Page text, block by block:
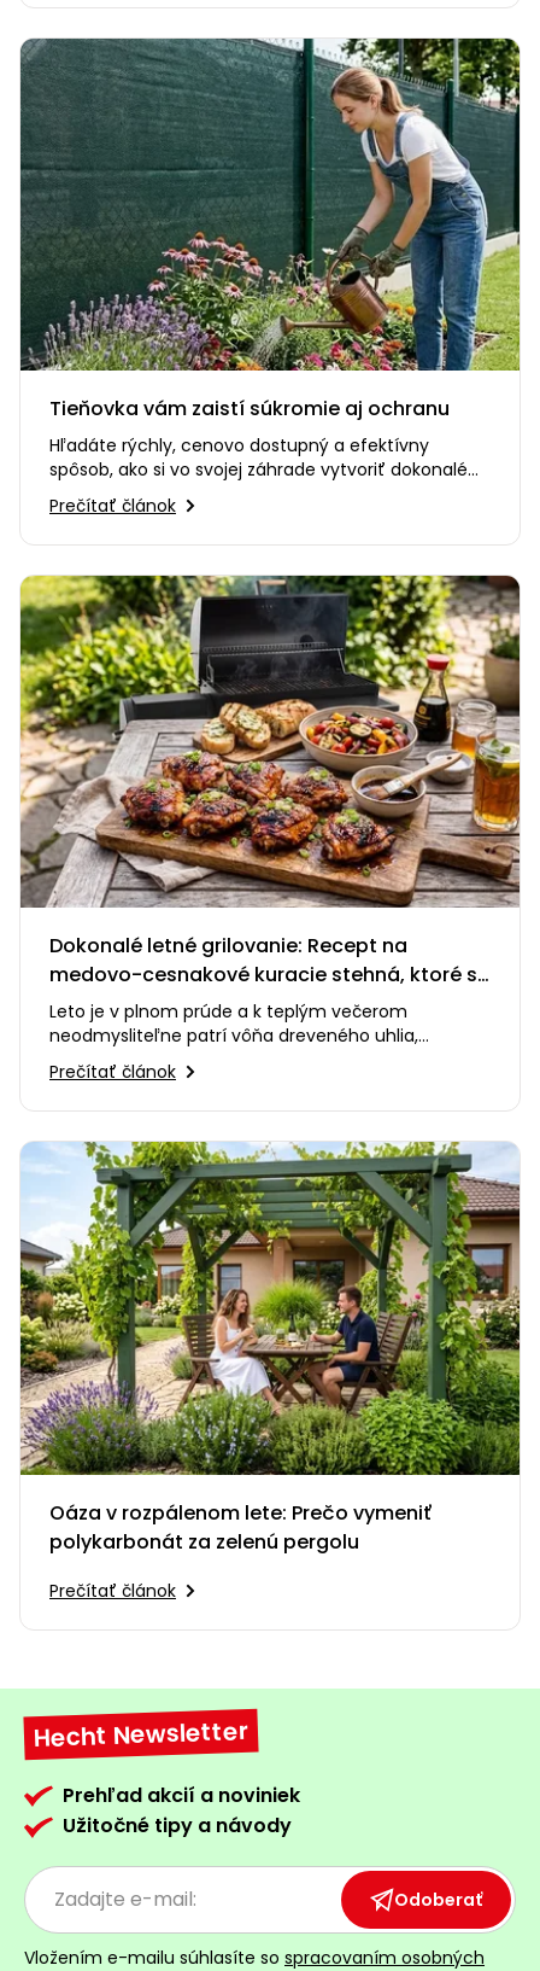
Tieňovka vám zaistí súkromie aj ochranu
Hľadáte rýchly, cenovo dostupný a efektívny
spôsob, ako si vo svojej záhrade vytvoriť dokonalé
súkromie? Alebo…
Prečítať článok
Dokonalé letné grilovanie: Recept na
medovo-cesnakové kuracie stehná, ktoré si
zamilujete
Leto je v plnom prúde a k teplým večerom
neodmysliteľne patrí vôňa dreveného uhlia,
praskanie ohňa a smiech s priateľmi…
Prečítať článok
Oáza v rozpálenom lete: Prečo vymeniť
polykarbonát za zelenú pergolu
Prečítať článok
Hecht Newsletter
Prehľad akcií a noviniek
Užitočné tipy a návody
Odoberať
Vložením e-mailu súhlasíte so spracovaním osobných